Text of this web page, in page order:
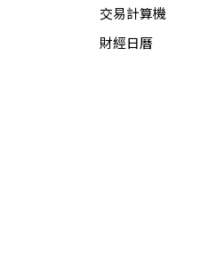
交易計算機
財經日曆